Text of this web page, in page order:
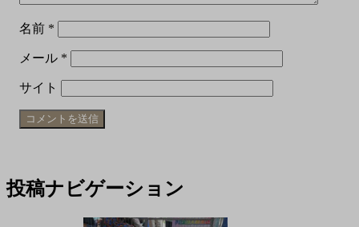
名前 *
メール *
サイト
投稿ナビゲーション